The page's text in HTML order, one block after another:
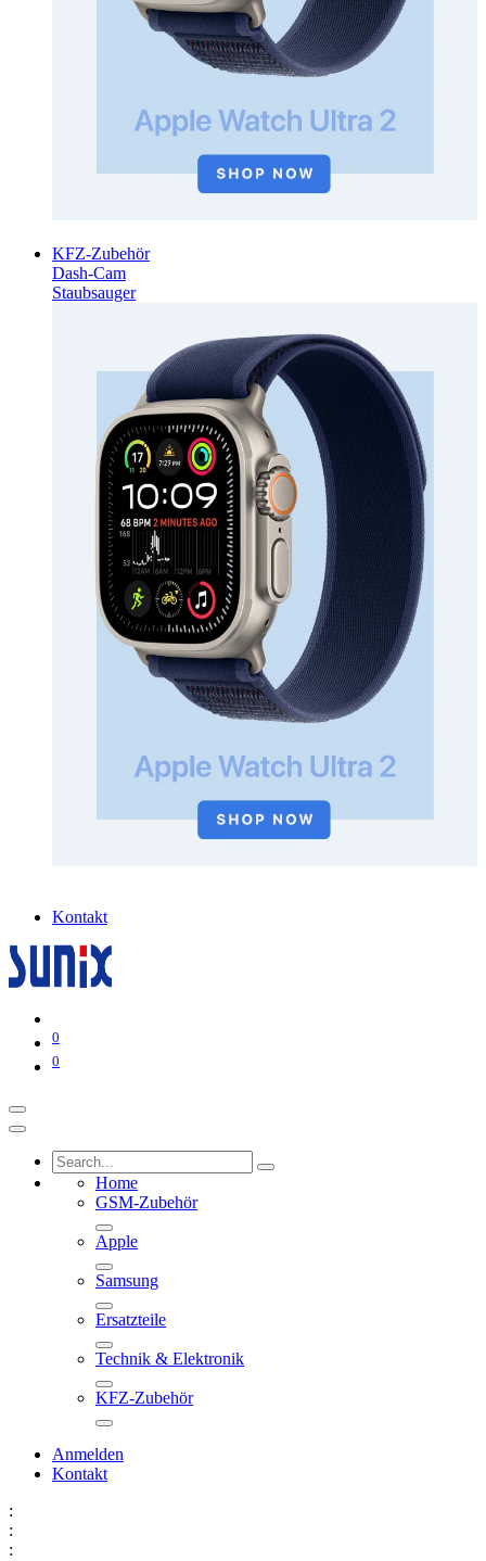
KFZ-Zubehör
Dash-Cam
Staubsauger
Kontakt
0
0
Home
GSM-Zubehör
Apple
Samsung
Ersatzteile
Technik & Elektronik
KFZ-Zubehör
Anmelden
Kontakt
:
:
: